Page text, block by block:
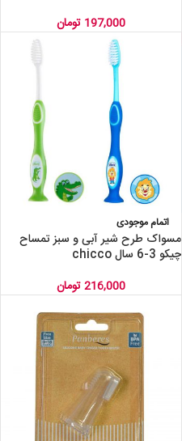
197,000 تومان
اتمام موجودی
مسواک طرح شیر آبی و سبز تمساح
چیکو 3-6 سال chicco
216,000تومان